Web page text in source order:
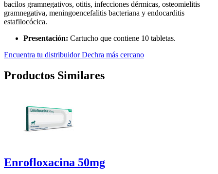
bacilos gramnegativos, otitis, infecciones dérmicas, osteomielitis
gramnegativa, meningoencefalitis bacteriana y endocarditis
estafilocócica.
Presentación: Cartucho que contiene 10 tabletas.
Encuentra tu distribuidor Dechra más cercano
Productos Similares
Enrofloxacina 50mg